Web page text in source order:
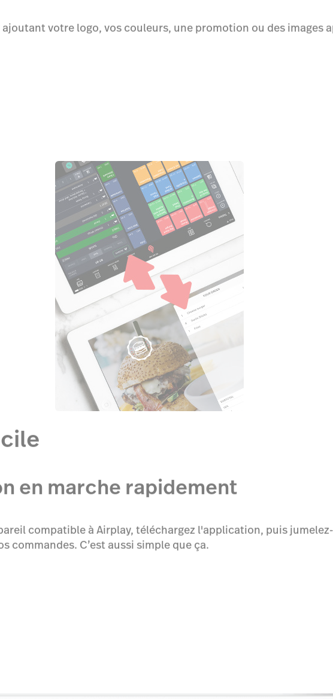
ajoutant votre logo, vos couleurs, une promotion ou des images
en marche rapidement
compatible à Airplay, téléchargez l'application, puis
commandes. C’est aussi simple que ça.